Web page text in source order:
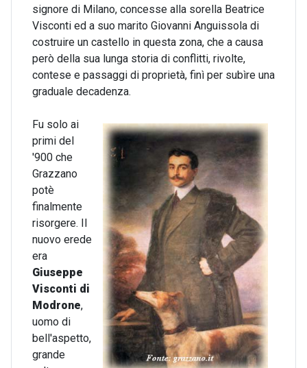
signore di Milano, concesse alla sorella Beatrice
Visconti ed a suo marito Giovanni Anguissola di
costruire un castello in questa zona, che a causa
però della sua lunga storia di conflitti, rivolte,
contese e passaggi di proprietà, finì per subìre una
graduale decadenza.
Fu solo ai
primi del
'900 che
Grazzano
potè
finalmente
risorgere. Il
nuovo erede
era
Giuseppe
Visconti di
Modrone,
uomo di
bell'aspetto,
grande